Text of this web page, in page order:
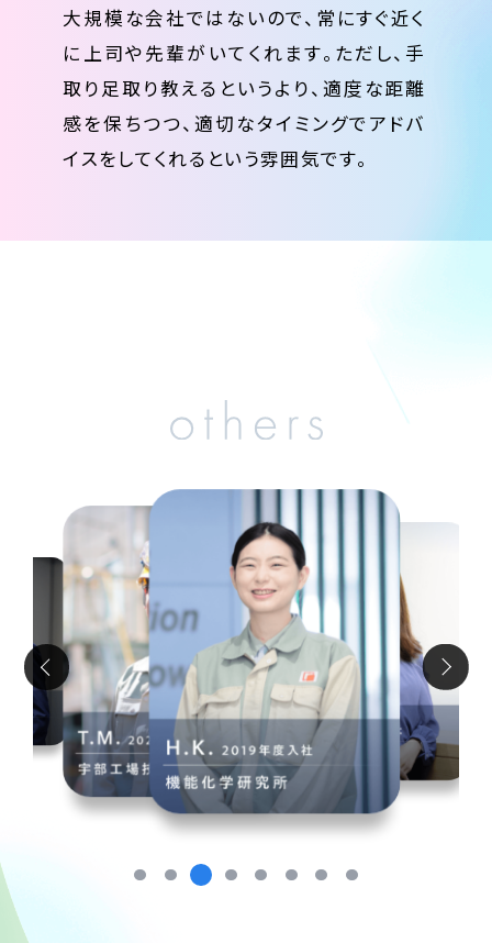
大規模な会社ではないので、常にすぐ近く
に上司や先輩がいてくれます。ただし、手
取り足取り教えるというより、適度な距離
感を保ちつつ、適切なタイミングでアドバ
イスをしてくれるという雰囲気です。